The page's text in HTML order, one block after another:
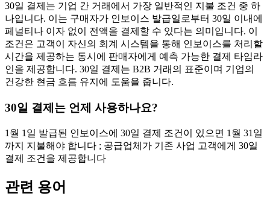
30일 결제는 기업 간 거래에서 가장 일반적인 지불 조건 중 하
나입니다. 이는 구매자가 인보이스 발급일로부터 30일 이내에
페널티나 이자 없이 전액을 결제할 수 있다는 의미입니다. 이
조건은 고객이 자신의 회계 시스템을 통해 인보이스를 처리할
시간을 제공하는 동시에 판매자에게 예측 가능한 결제 타임라
인을 제공합니다. 30일 결제는 B2B 거래의 표준이며 기업의
건강한 현금 흐름 유지에 도움을 줍니다.
30일 결제는 언제 사용하나요?
1월 1일 발급된 인보이스에 30일 결제 조건이 있으면 1월 31일
까지 지불해야 합니다 ; 공급업체가 기존 사업 고객에게 30일
결제 조건을 제공합니다
관련 용어